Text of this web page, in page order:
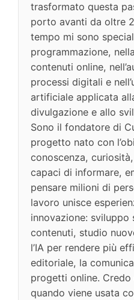
trasformato questa
porto avanti da oltre
tempo mi sono
programmazione,
contenuti online,
processi digitali e
artificiale applicata
divulgazione e allo
Sono il fondatore di
progetto nato con
conoscenza,
capaci di informare,
pensare milioni di
lavoro unisce
innovazione:
contenuti, studio
l’IA per rendere più
editoriale, la
progetti online.
quando viene usata